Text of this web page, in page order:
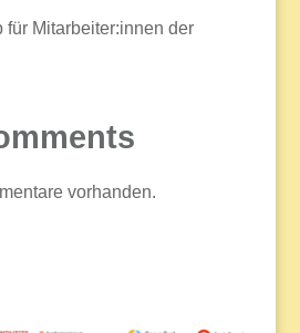
für Mitarbeiter:innen der
vorhanden.